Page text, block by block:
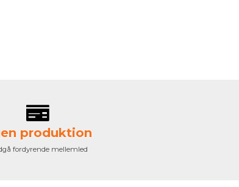
produktion
fordyrende mellemled